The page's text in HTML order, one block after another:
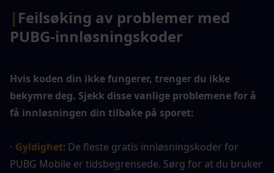
| Feilsøking av problemer med
PUBG-innløsningskoder
Hvis koden din ikke fungerer, trenger du ikke
bekymre deg. Sjekk disse vanlige problemene for å
få innløsningen din tilbake på sporet:
· Gyldighet: De fleste gratis innløsningskoder for
PUBG Mobile er tidsbegrensede. Sørg for at du bruker